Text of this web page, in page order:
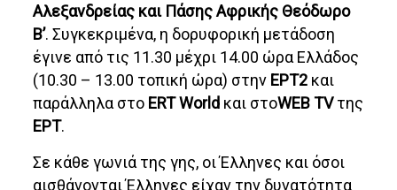
Αλεξανδρείας και Πάσης Αφρικής Θεόδωρο
Β’. Συγκεκριμένα, η δορυφορική μετάδοση
έγινε από τις 11.30 μέχρι 14.00 ώρα Ελλάδος
(10.30 – 13.00 τοπική ώρα) στην ΕΡΤ2 και
παράλληλα στο ERTWorld και στοWEB TVτης
ΕΡΤ.
Σε κάθε γωνιά της γης, οι Έλληνες και όσοι
αισθάνονται Έλληνες είχαν την δυνατότητα